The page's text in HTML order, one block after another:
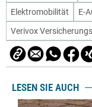
Elektromobilität
E-
Verivox
LESEN SIE AUCH